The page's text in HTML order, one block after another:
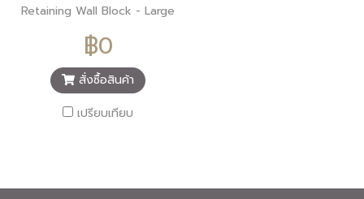
Retaining Wall Block - Large
กำแพงสต๊อกพืชผลการเกษตร
กำแพงกันสต็อก
฿0
สั่งซื้อสินค้า
เปรียบเทียบ